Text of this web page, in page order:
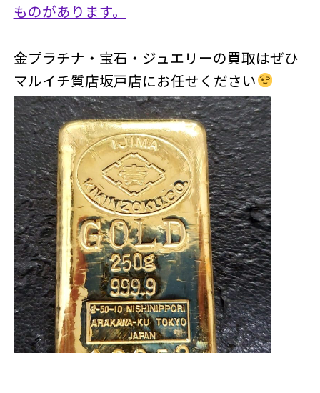
ものがあります。
金プラチナ・宝石・ジュエリーの買取はぜひ
マルイチ質店坂戸店にお任せください